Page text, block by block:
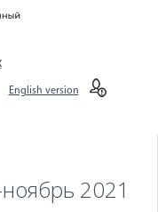
English version
2021